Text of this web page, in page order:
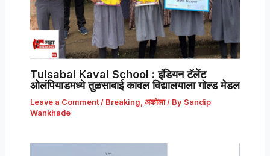
Tulsabai Kaval School : इंडियन टॅलेंट
ओलंपियाडमध्ये तुळसाबाई कावल विद्यालयाला गोल्ड मेडल
Leave a Comment / Breaking अकोला/ By Sandip
Wankhade